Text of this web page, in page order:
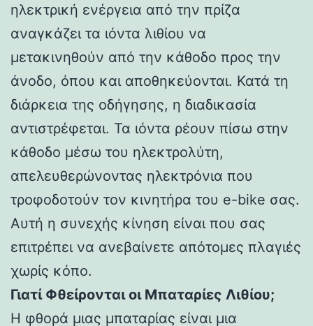
ηλεκτρική ενέργεια από την πρίζα
αναγκάζει τα ιόντα λιθίου να
μετακινηθούν από την κάθοδο προς την
άνοδο, όπου και αποθηκεύονται. Κατά τη
διάρκεια της οδήγησης, η διαδικασία
αντιστρέφεται. Τα ιόντα ρέουν πίσω στην
κάθοδο μέσω του ηλεκτρολύτη,
απελευθερώνοντας ηλεκτρόνια που
τροφοδοτούν τον κινητήρα του e-bike σας.
Αυτή η συνεχής κίνηση είναι που σας
επιτρέπει να ανεβαίνετε απότομες πλαγιές
χωρίς κόπο.
Γιατί Φθείρονται οι Μπαταρίες Λιθίου;
Η φθορά μιας μπαταρίας είναι μια